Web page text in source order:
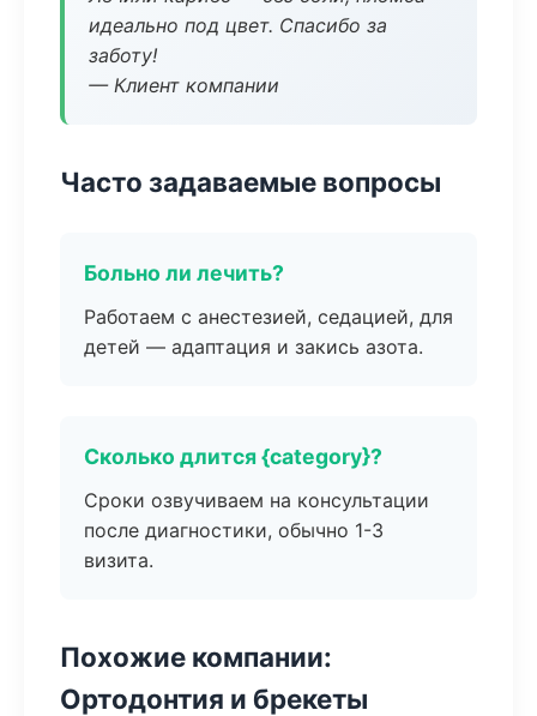
идеально под цвет. Спасибо за
заботу!
— Клиент компании
Часто задаваемые вопросы
Больно ли лечить?
Работаем с анестезией, седацией, для
детей — адаптация и закись азота.
Сколько длится {category}?
Сроки озвучиваем на консультации
после диагностики, обычно 1-3
визита.
Похожие компании:
Ортодонтия и брекеты